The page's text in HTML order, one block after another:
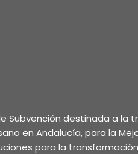
Subvención destinada a la
en Andalucía, para la
para la